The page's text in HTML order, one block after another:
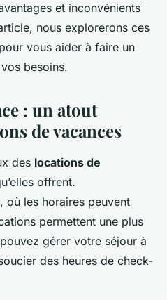
et inconvénients
nous explorerons ces
vous aider à faire un
besoins.
: un atout
de vacances
des locations de
offrent.
où les horaires peuvent
permettent une plus
gérer votre séjour à
des heures de check-